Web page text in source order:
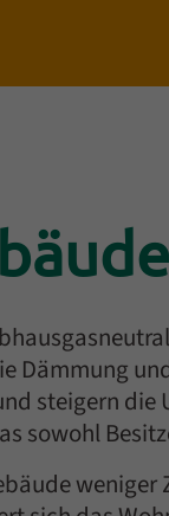
Einleitung
Dämmung
steigern
sowohl